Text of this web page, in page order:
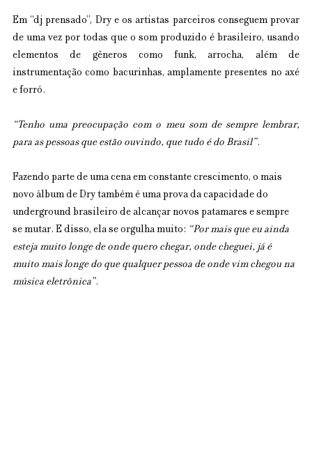
Em “dj prensado”, Dry e os artistas parceiros conseguem provar
de uma vez por todas que o som produzido é brasileiro, usando
elementos de gêneros como funk, arrocha, além de
instrumentação como bacurinhas, amplamente presentes no axé
e forró.
“Tenho uma preocupação com o meu som de sempre lembrar,
para as pessoas que estão ouvindo, que tudo é do Brasil”.
Fazendo parte de uma cena em constante crescimento, o mais
novo álbum de Dry também é uma prova da capacidade do
underground brasileiro de alcançar novos patamares e sempre
se mutar. E disso, ela se orgulha muito: “Por mais que eu ainda
esteja muito longe de onde quero chegar, onde cheguei, já é
muito mais longe do que qualquer pessoa de onde vim chegou na
música eletrônica”.